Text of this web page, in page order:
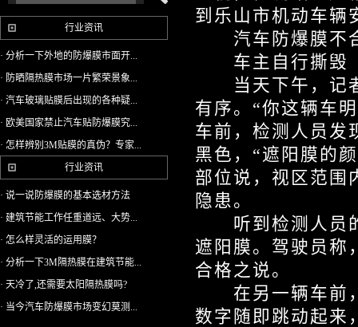
行业资讯
· 分析一下外地的防爆膜市面开...
· 防晒隔热膜市场一片繁荣景象...
· 汽车玻璃贴膜后出现的各种疑...
· 欧美国家禁止汽车贴防爆膜究...
· 怎样辨别3M贴膜的真伪？专家...
行业资讯
· 说一说防爆膜的基本选材方法
· 建筑节能工作任重道远、大势...
· 怎么样灵活的运用膜？
· 分析一下3M隔热膜在建筑节能...
· 天冷了,还需要太阳隔热膜吗?
· 当今汽车防爆膜市场变幻莫测...
到乐山市机动车辆
汽车防爆膜不
车主自行撕毁
当天下午，记者
有序。“你这辆车
车前，检测人员发
黑色，“遮阳膜的
部位说，视区范围
隐患。
听到检测人员的
遮阳膜。驾驶员称
合格之说。
在另一辆车前，
数字随即跳动起来